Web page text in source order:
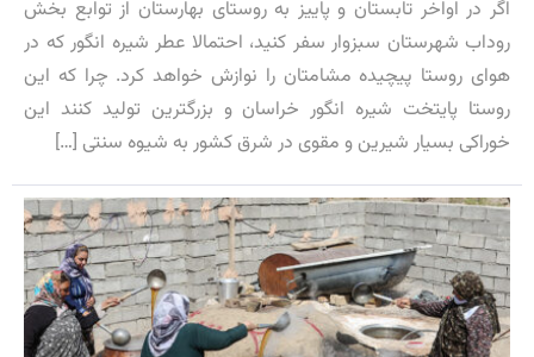
اگر در اواخر تابستان و پاییز به روستای بهارستان از توابع بخش
روداب شهرستان سبزوار سفر کنید، احتمالا عطر شیره انگور که در
هوای روستا پیچیده مشامتان را نوازش خواهد کرد. چرا که این
روستا پایتخت شیره انگور خراسان و بزرگترین تولید کنند این
خوراکی بسیار شیرین و مقوی در شرق کشور به شیوه سنتی […]